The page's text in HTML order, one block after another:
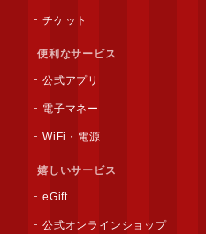
チケット
便利なサービス
公式アプリ
電子マネー
WiFi・電源
嬉しいサービス
eGift
公式オンラインショップ